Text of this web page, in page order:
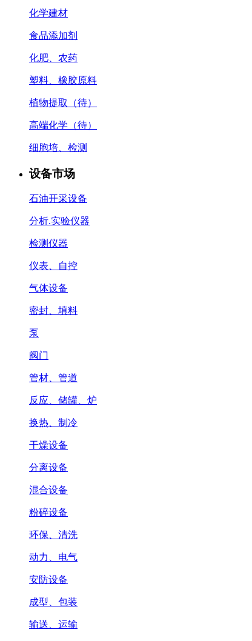
化学建材
食品添加剂
化肥、农药
塑料、橡胶原料
植物提取（待）
高端化学（待）
细胞培、检测
设备市场
石油开采设备
分析.实验仪器
检测仪器
仪表、自控
气体设备
密封、填料
泵
阀门
管材、管道
反应、储罐、炉
换热、制冷
干燥设备
分离设备
混合设备
粉碎设备
环保、清洗
动力、电气
安防设备
成型、包装
输送、运输